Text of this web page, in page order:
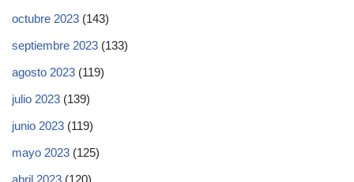
octubre 2023 (143)
septiembre 2023 (133)
agosto 2023 (119)
julio 2023 (139)
junio 2023 (119)
mayo 2023 (125)